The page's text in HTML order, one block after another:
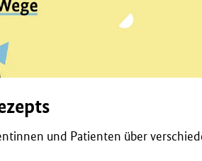
und Patienten über